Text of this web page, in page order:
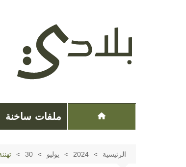
ملفات ساخنة
الرئيسية 2024 يوليو 30